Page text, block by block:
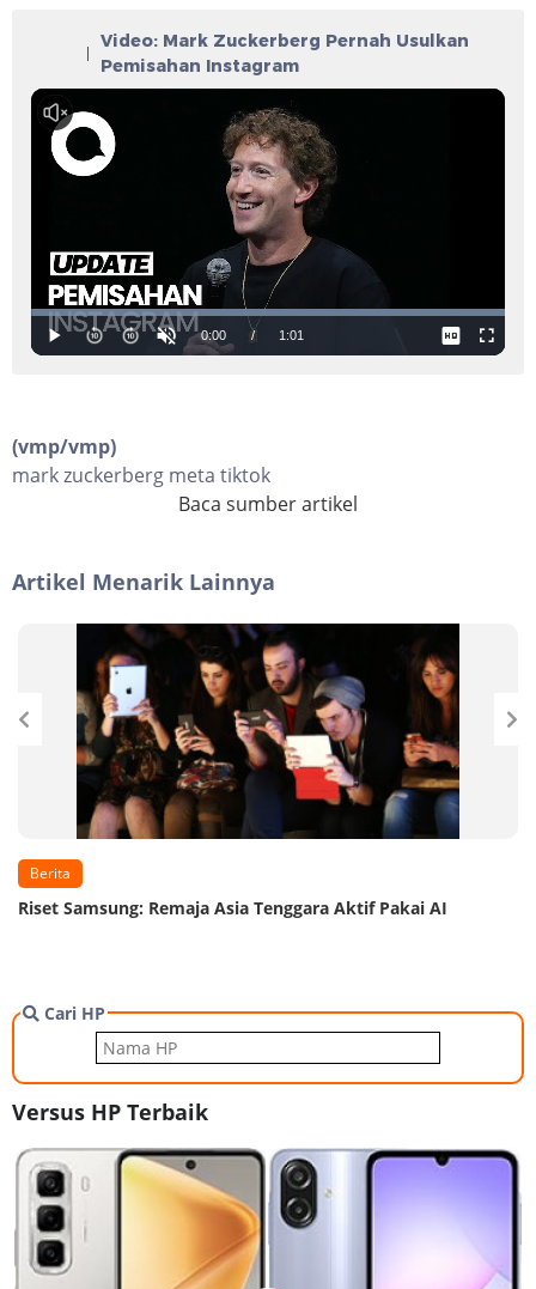
Video: Mark Zuckerberg Pernah Usulkan
Pemisahan Instagram
(vmp/vmp)
mark zuckerberg meta tiktok
Baca sumber artikel
Artikel Menarik Lainnya
Berita
Riset Samsung: Remaja Asia Tenggara Aktif Pakai AI
Cari HP
Versus HP Terbaik